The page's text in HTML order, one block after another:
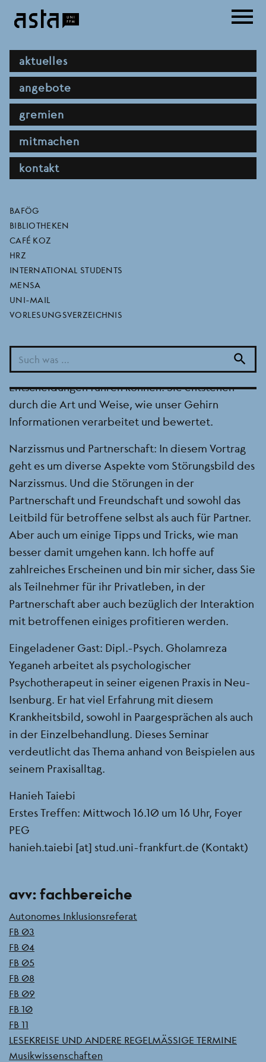
zum
hauptnavigation
aktuelles
angebote
gremien
mitmachen
kontakt
direktlinks
BAFÖG
BIBLIOTHEKEN
CAFÉ KOZ
HRZ
INTERNATIONAL STUDENTS
MENSA
UNI-MAIL
VORLESUNGSVERZEICHNIS
search
menu
kognitive verzerrung
BEREICH
FB 05
SEMESTER
2024/2025 WINTERSEMESTER
Das Seminar über kognitive Verzerrung bietet
einen umfassenden Einblick in die systematischen
Denkfehler, die unsere Wahrnehmung und
Verzerrungen sind unbewusste Fehler im
Denkprozess, die zu fehlerhaften Urteilen und
Entscheidungen führen können. Sie entstehen
durch die Art und Weise, wie unser Gehirn
Informationen verarbeitet und bewertet.
Narzissmus und Partnerschaft: In diesem Vortrag
geht es um diverse Aspekte vom Störungsbild des
Narzissmus. Und die Störungen in der
Partnerschaft und Freundschaft und sowohl das
Leitbild für betroffene selbst als auch für Partner.
Aber auch um einige Tipps und Tricks, wie man
besser damit umgehen kann. Ich hoffe auf
zahlreiches Erscheinen und bin mir sicher, dass Sie
als Teilnehmer für ihr Privatleben, in der
Partnerschaft aber auch bezüglich der Interaktion
mit betroffenen einiges profitieren werden.
Eingeladener Gast: Dipl.-Psych. Gholamreza
Yeganeh arbeitet als psychologischer
Psychotherapeut in seiner eigenen Praxis in Neu-
Isenburg. Er hat viel Erfahrung mit diesem
Krankheitsbild, sowohl in Paargesprächen als auch
in der Einzelbehandlung. Dieses Seminar
verdeutlicht das Thema anhand von Beispielen aus
seinem Praxisalltag.
Hanieh Taiebi
Erstes Treffen: Mittwoch 16.10 um 16 Uhr, Foyer
PEG
hanieh.taiebi [at] stud.uni-frankfurt.de (Kontakt)
Seitenleiste
avv: fachbereiche
Autonomes Inklusionsreferat
FB 03
FB 04
FB 05
FB 08
FB 09
FB 10
FB 11
LESEKREISE UND ANDERE REGELMÄSSIGE TERMINE
Musikwissenschaften